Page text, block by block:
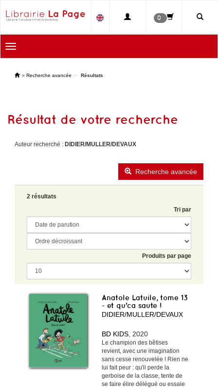
0
Toggle
navigation
' » Recherche avancée Résultats
Résultat de votre recherche
Auteur recherché : DIDIER/MULLER/DEVAUX
Recherche avancée
2 résultats
Tri par
Produits par page
Anatole Latuile, tome 13
- et qu'ca saute !
DIDIER/MULLER/DEVAUX
BD KIDS , 2020
Le champion des bêtises
revient, avec une imagination
sans cesse renouvelée ! Rien ne
lui fait peur : qu'il perde la
gerboise de la classe, tente de
se faire élire délégué ou essaie